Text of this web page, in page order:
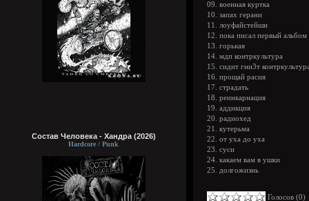
Состав Человека - Хандра (2026)
Hardcore / Punk
09. военная куртка
10. запах герани
11. лоуфайстейшн
12. пока писал первый
13. горькая
14. мдп контркультура
15. сидит гни3т
16. прощай расия
17. страдать
18. реинкарнация
19. аддикция
20. радиохед
21. кутерьма
22. от уха до уха
23. суси
24. какаем вам в ушки
25. долгожизнь
Голосов (0